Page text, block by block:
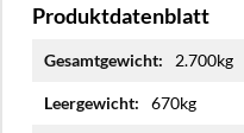
Produktdatenblatt
Informationen
2.700kg
670kg